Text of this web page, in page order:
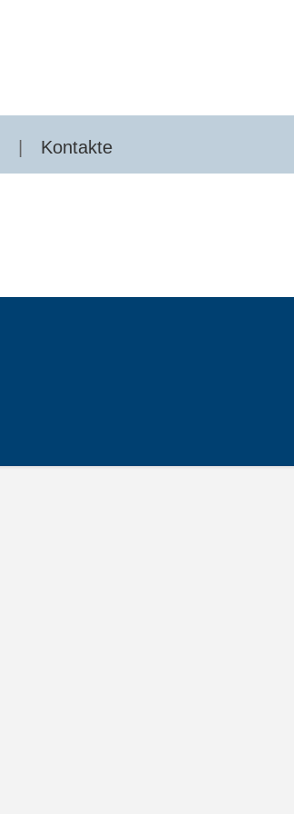
Kontakte